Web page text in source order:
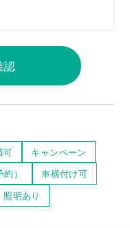
認
可
キャンペーン
）
車横付け可
照明あり